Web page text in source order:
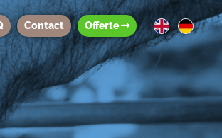
Contact Offerte